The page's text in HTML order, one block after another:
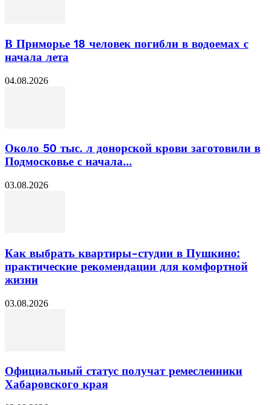
В Приморье 18 человек погибли в водоемах с
начала лета
04.08.2026
Около 50 тыс. л донорской крови заготовили в
Подмосковье с начала...
03.08.2026
Как выбрать квартиры-студии в Пушкино:
практические рекомендации для комфортной
жизни
03.08.2026
Официальный статус получат ремесленники
Хабаровского края